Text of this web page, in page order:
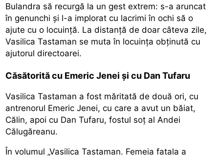
Bulandra să recurgă la un gest extrem: s-a aruncat
în genunchi și l-a implorat cu lacrimi în ochi să o
ajute cu o locuință. La distanță de doar câteva zile,
Vasilica Tastaman se muta în locuința obținută cu
ajutorul directoarei.
Căsătorită cu Emeric Jenei și cu Dan Tufaru
Vasilica Tastaman a fost măritată de două ori, cu
antrenorul Emeric Jenei, cu care a avut un băiat,
Călin, apoi cu Dan Tufaru, fostul soț al Andei
Călugăreanu.
În volumul „Vasilica Tastaman. Femeia fatala a